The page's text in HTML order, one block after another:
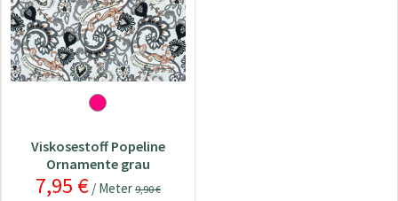
Viskosestoff Popeline
Ornamente grau
7,95 €/ Meter9,90 €